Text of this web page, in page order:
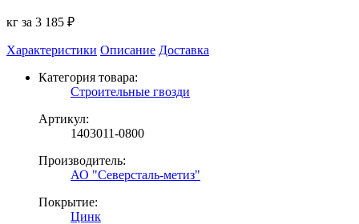
кг за 3 185 ₽
Характеристики Описание Доставка
Категория товара:
Строительные гвозди
Артикул:
1403011-0800
Производитель:
АО "Северсталь-метиз"
Покрытие:
Цинк